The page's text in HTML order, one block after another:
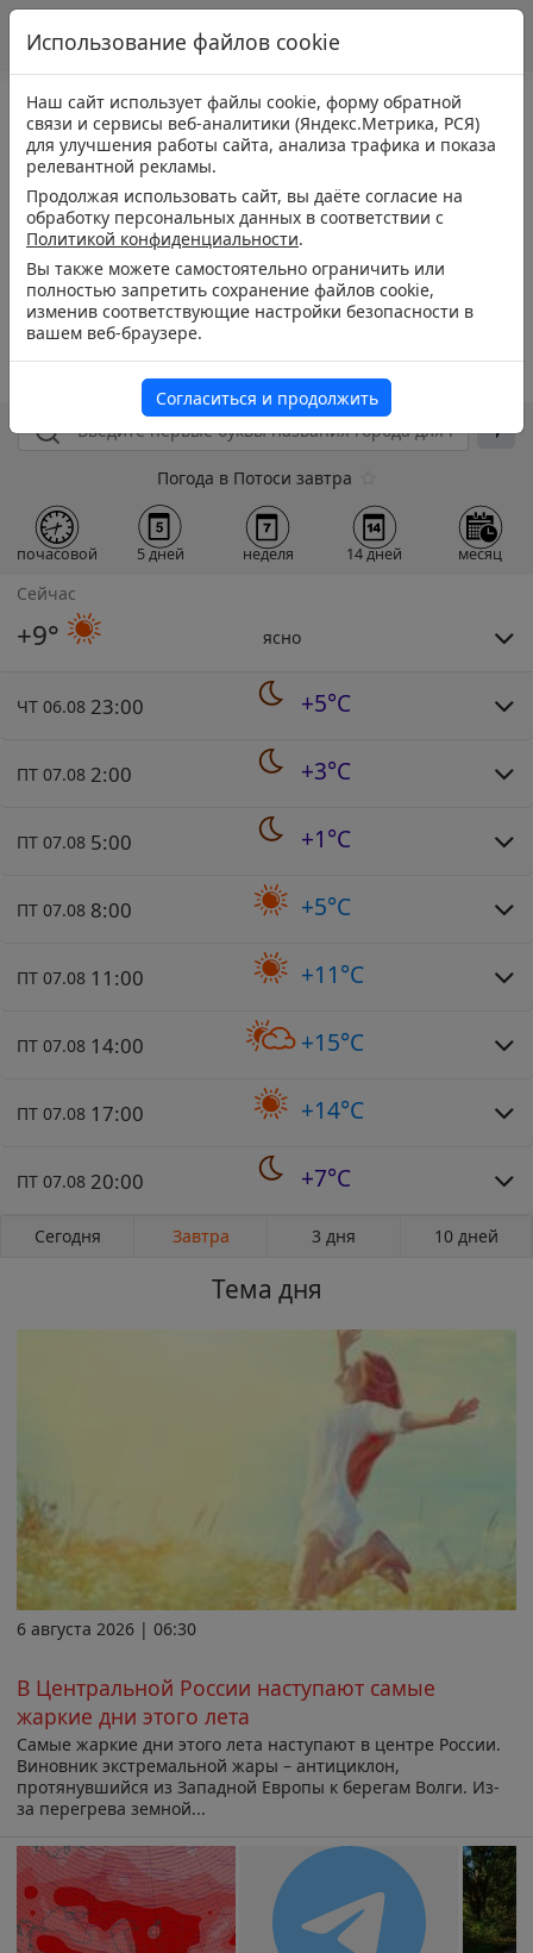
Погода в Потоси завтра
почасовой 5 дней неделя 14 дней месяц
Сейчас
+9° ясно
ЧТ 06.08 23:00 +5°C
ПТ 07.08 2:00 +3°C
ПТ 07.08 5:00 +1°C
ПТ 07.08 8:00 +5°C
ПТ 07.08 11:00 +11°C
ПТ 07.08 14:00 +15°C
ПТ 07.08 17:00 +14°C
ПТ 07.08 20:00 +7°C
Сегодня Завтра 3 дня 10 дней
Тема дня
6 августа 2026 | 06:30
В Центральной России наступают самые
жаркие дни этого лета
Самые жаркие дни этого лета наступают в центре России.
Виновник экстремальной жары – антициклон,
протянувшийся из Западной Европы к берегам Волги. Из-
за перегрева земной...
Использование файлов cookie
Наш сайт использует файлы cookie, форму обратной
связи и сервисы веб-аналитики (Яндекс.Метрика, РСЯ)
для улучшения работы сайта, анализа трафика и показа
релевантной рекламы.
Продолжая использовать сайт, вы даёте согласие на
обработку персональных данных в соответствии с
Политикой конфиденциальности.
Вы также можете самостоятельно ограничить или
полностью запретить сохранение файлов cookie,
изменив соответствующие настройки безопасности в
вашем веб-браузере.
Согласиться и продолжить